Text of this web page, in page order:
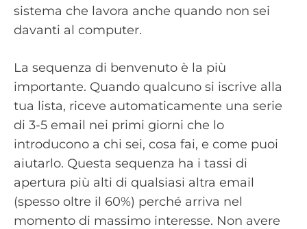
sistema che lavora anche quando non sei
davanti al computer.
La sequenza di benvenuto è la più
importante. Quando qualcuno si iscrive alla
tua lista, riceve automaticamente una serie
di 3-5 email nei primi giorni che lo
introducono a chi sei, cosa fai, e come puoi
aiutarlo. Questa sequenza ha i tassi di
apertura più alti di qualsiasi altra email
(spesso oltre il 60%) perché arriva nel
momento di massimo interesse. Non avere